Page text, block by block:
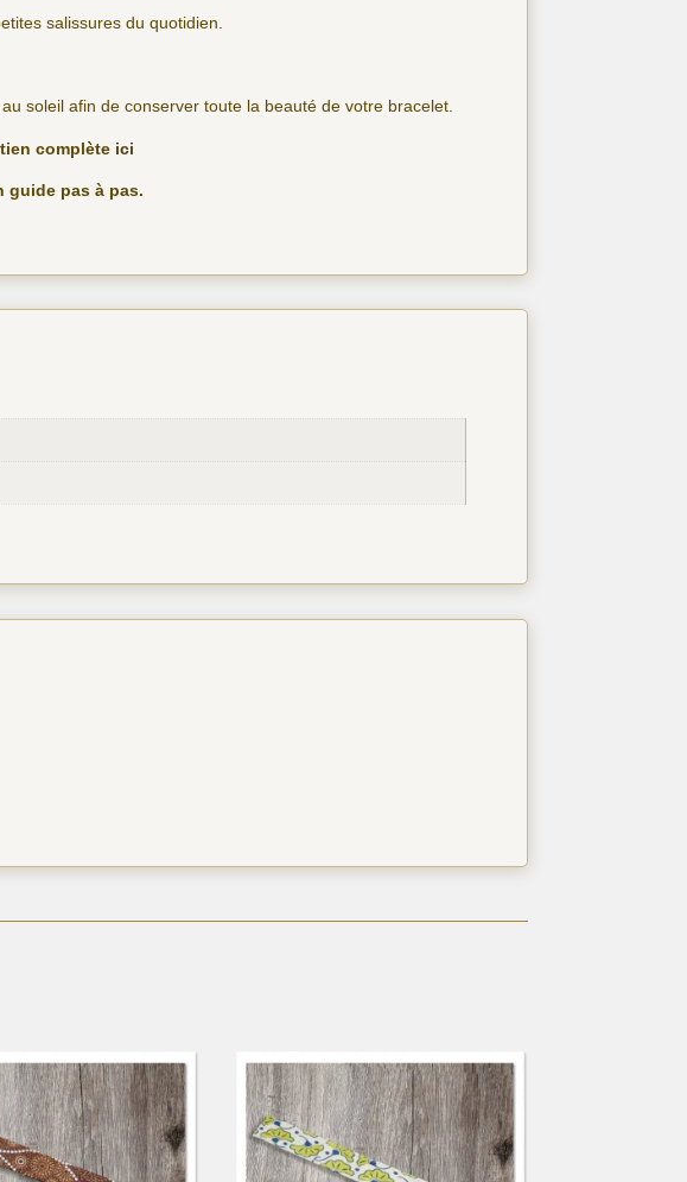
salissures du quotidien.
soleil afin de conserver toute la beauté de votre bracelet.
complète ici
guide pas à pas.